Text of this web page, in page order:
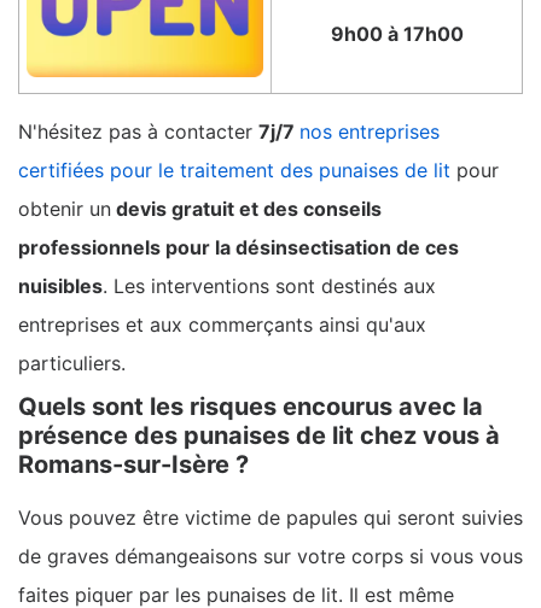
9h00 à 17h00
N'hésitez pas à contacter 7j/7 nos entreprises
certifiées pour le traitement des punaises de lit pour
obtenir un devis gratuit et des conseils
professionnels pour la désinsectisation de ces
nuisibles. Les interventions sont destinés aux
entreprises et aux commerçants ainsi qu'aux
particuliers.
Quels sont les risques encourus avec la
présence des punaises de lit chez vous à
Romans-sur-Isère ?
Vous pouvez être victime de papules qui seront suivies
de graves démangeaisons sur votre corps si vous vous
faites piquer par les punaises de lit. Il est même